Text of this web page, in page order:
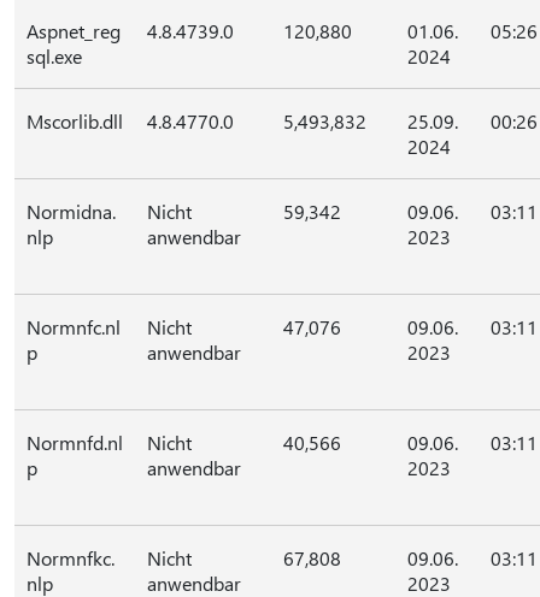
Aspnet_reg
sql.exe
4.8.4739.0 120,880
01.06.
2024
05:26
Mscorlib.dll 4.8.4770.0 5,493,832
25.09.
2024
00:26
Normidna.
nlp
Nicht
anwendbar
59,342
09.06.
2023
03:11
Normnfc.nl
p
Nicht
anwendbar
47,076
09.06.
2023
03:11
Normnfd.nl
p
Nicht
anwendbar
40,566
09.06.
2023
03:11
Normnfkc.
nlp
Nicht
anwendbar
67,808
09.06.
2023
03:11